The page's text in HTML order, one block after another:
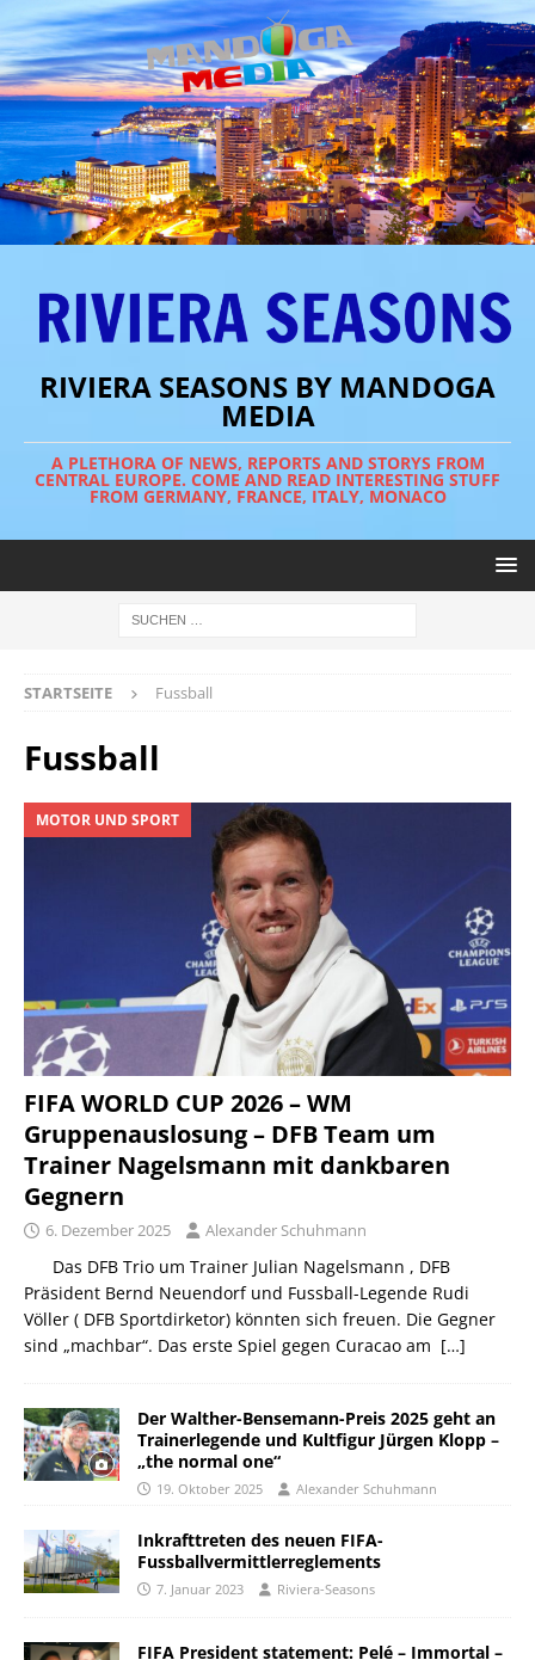
RIVIERA SEASONS BY MANDOGA
MEDIA
A PLETHORA OF NEWS, REPORTS AND STORYS FROM
CENTRAL EUROPE. COME AND READ INTERESTING STUFF
FROM GERMANY, FRANCE, ITALY, MONACO
STARTSEITE Fussball
Fussball
MOTOR UND SPORT
FIFA WORLD CUP 2026 – WM
Gruppenauslosung – DFB Team um
Trainer Nagelsmann mit dankbaren
Gegnern
6. Dezember 2025 Alexander Schuhmann
Das DFB Trio um Trainer Julian Nagelsmann , DFB
Präsident Bernd Neuendorf und Fussball-Legende Rudi
Völler ( DFB Sportdirketor) könnten sich freuen. Die Gegner
sind „machbar“. Das erste Spiel gegen Curacao am […]
Der Walther-Bensemann-Preis 2025 geht an
Trainerlegende und Kultfigur Jürgen Klopp –
„the normal one“
19. Oktober 2025 Alexander Schuhmann
Inkrafttreten des neuen FIFA-
Fussballvermittlerreglements
7. Januar 2023 Riviera-Seasons
FIFA President statement: Pelé – Immortal –